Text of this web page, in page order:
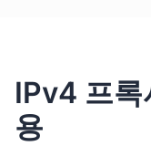
IPv4 프록
용